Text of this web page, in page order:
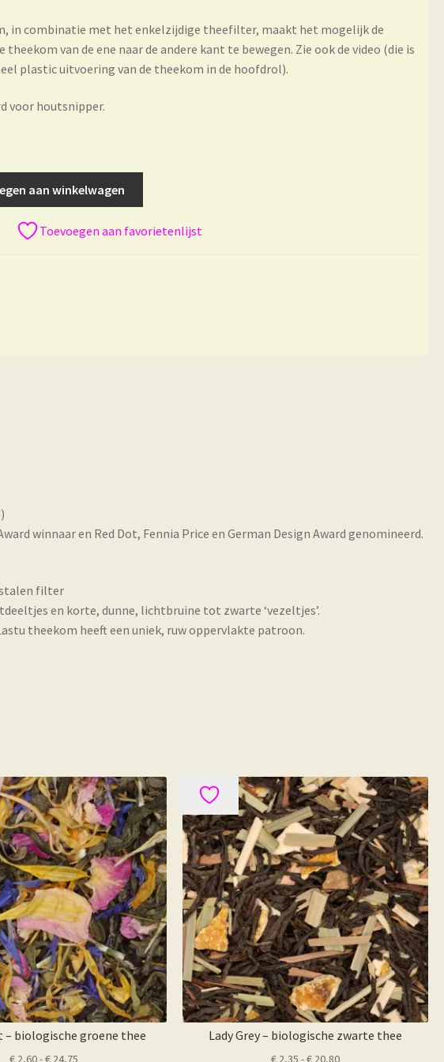
in combinatie met het enkelzijdige theefilter, maakt het mogelijk de
van de ene naar de andere kant te bewegen. Zie ook de video (die is
plastic uitvoering van de theekom in de hoofdrol).
voor houtsnipper.
aan winkelwagen
Toevoegen aan favorietenlijst
winnaar en Red Dot, Fennia Price en German Design Award genomineerd.
filter
en korte, dunne, lichtbruine tot zwarte ‘vezeltjes’.
theekom heeft een uniek, ruw oppervlakte patroon.
– biologische groene thee
€ 2,60-€ 24,75
Lady Grey – biologische zwarte thee
€ 2,35 -€ 20,80Prijsklasse: